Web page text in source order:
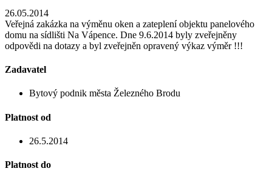
26.05.2014
Veřejná zakázka na výměnu oken a zateplení objektu panelového
domu na sídlišti Na Vápence. Dne 9.6.2014 byly zveřejněny
odpovědi na dotazy a byl zveřejněn opravený výkaz výměr !!!
Zadavatel
Bytový podnik města Železného Brodu
Platnost od
26.5.2014
Platnost do